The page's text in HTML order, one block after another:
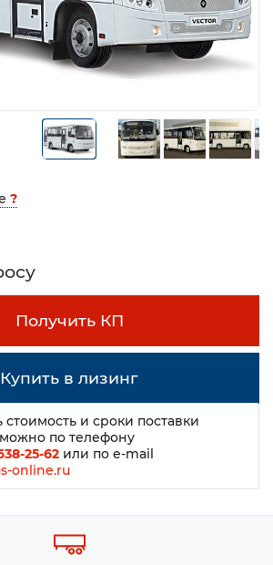
?
Получить КП
Купить в лизинг
стоимость и сроки поставки
по телефону
25-62 или по e-mail
online.ru